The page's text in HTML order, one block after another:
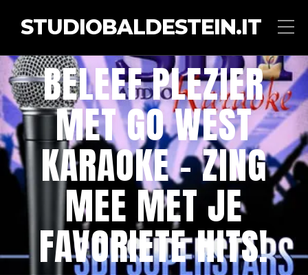
STUDIOBALDESTEIN.IT
BELEEF PLEZIER
MET GO WEST
KARAOKE – ZING
MEE MET JE
FAVORIETE HITS!